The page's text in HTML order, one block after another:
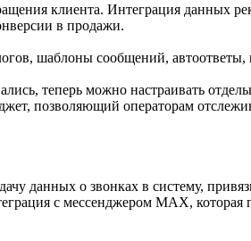
клиента. Интеграция данных
в продажи.
шаблоны сообщений, автоответы,
теперь можно настраивать
позволяющий операторам
данных о звонках в систему,
с мессенджером MAX, которая